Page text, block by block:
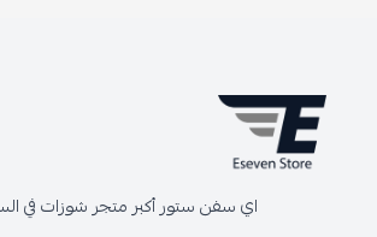
اي سفن ستور أكبر متجر شوزات في